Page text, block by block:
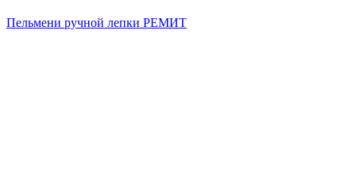
Пельмени ручной лепки РЕМИТ